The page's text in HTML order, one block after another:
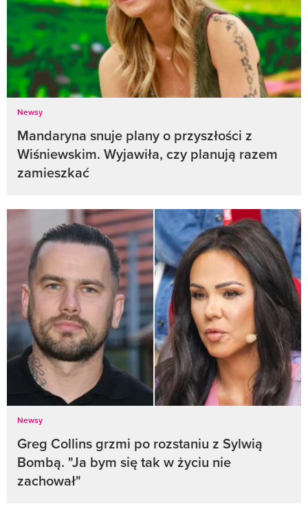
Newsy
Mandaryna snuje plany o przyszłości z
Wiśniewskim. Wyjawiła, czy planują razem
zamieszkać
Newsy
Greg Collins grzmi po rozstaniu z Sylwią
Bombą. "Ja bym się tak w życiu nie
zachował"